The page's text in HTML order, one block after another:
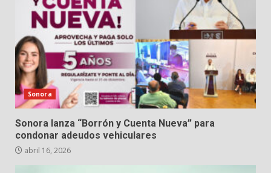
Sonora
Sonora lanza “Borrón y Cuenta Nueva” para
condonar adeudos vehiculares
abril 16, 2026